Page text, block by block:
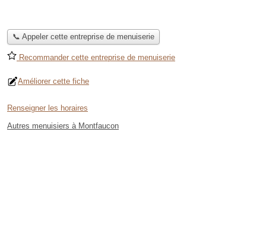
📞 Appeler cette entreprise de menuiserie
Recommander cette entreprise de menuiserie
Améliorer cette fiche
Renseigner les horaires
Autres menuisiers à Montfaucon